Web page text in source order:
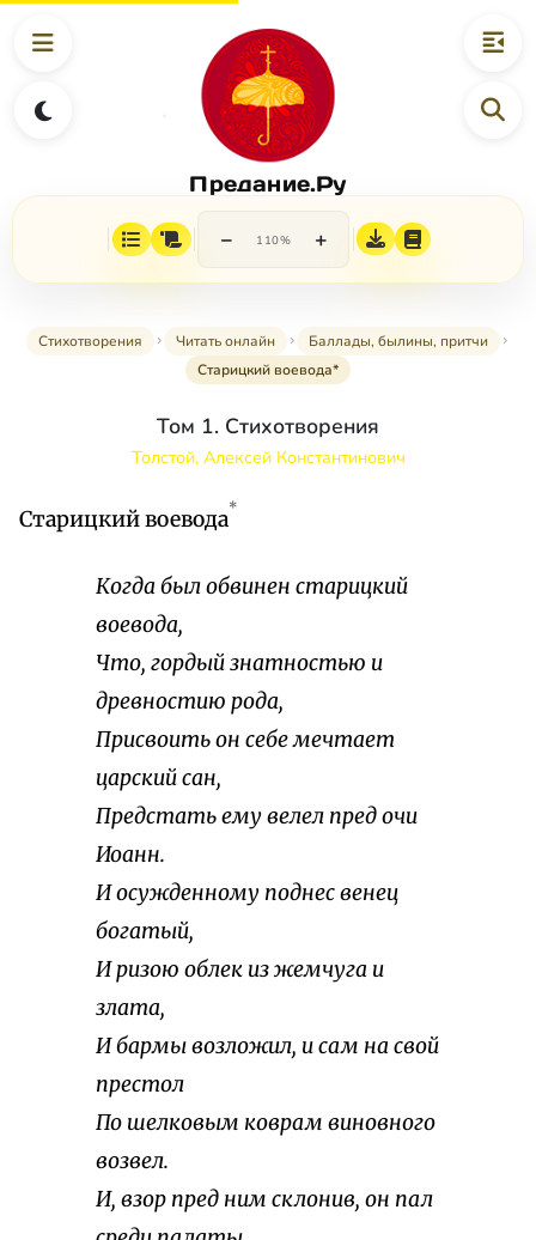
Предание.Ру
− 110% +
Стихотворения Читать онлайн
Баллады, былины, притчи
Старицкий воевода*
Том 1. Стихотворения
Толстой, Алексей Константинович
Старицкий воевода*
Когда был обвинен старицкий
воевода,
Что, гордый знатностью и
древностию рода,
Присвоить он себе мечтает
царский сан,
Предстать ему велел пред очи
Иоанн.
И осужденному поднес венец
богатый,
И ризою облек из жемчуга и
злата,
И бармы возложил, и сам на свой
престол
По шелковым коврам виновного
возвел.
И, взор пред ним склонив, он пал